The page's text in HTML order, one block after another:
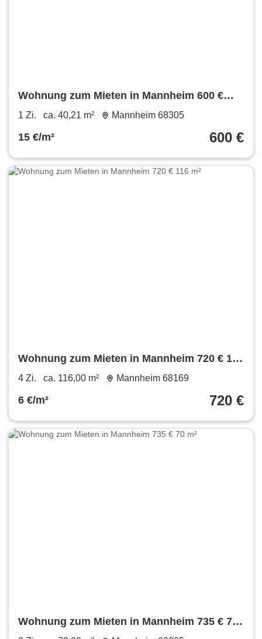
Wohnung zum Mieten in Mannheim 600 €
40.21 m²
1 Zi. ca. 40,21 m² Mannheim 68305
15 €/m² 600 €
Wohnung zum Mieten in Mannheim 720 € 116
m²
4 Zi. ca. 116,00 m² Mannheim 68169
6 €/m² 720 €
Wohnung zum Mieten in Mannheim 735 € 70